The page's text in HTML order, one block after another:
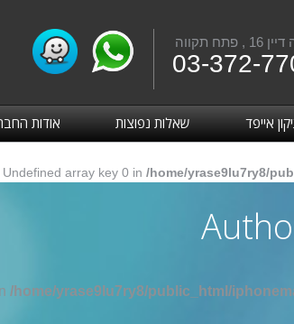
, פתח תקווה
03-372-
אייפד שאלות נפוצות אודות
Undefined array key 0 in /home/yrase9lu7ry8/
/home/yrase9lu7ry8/public_html/